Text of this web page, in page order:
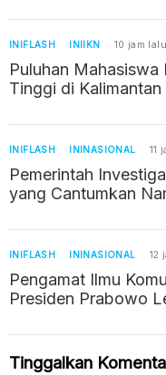
INIFLASH INIIKN 10 jam lalu
Puluhan Mahasiswa
Tinggi di
INIFLASH ININASIONAL 11
Pemerintah
yang Cantumkan
INIFLASH ININASIONAL 12
Pengamat Ilmu
Presiden Prabowo
Tinggalkan